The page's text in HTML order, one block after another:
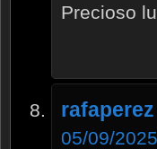
Precioso
rafaperez
05/09/